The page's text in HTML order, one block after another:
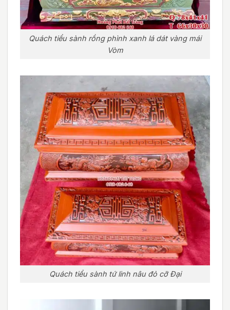
Quách tiểu sành rồng phình xanh lá dát vàng mái
Vòm
Quách tiểu sành tứ linh nâu đỏ cỡ Đại